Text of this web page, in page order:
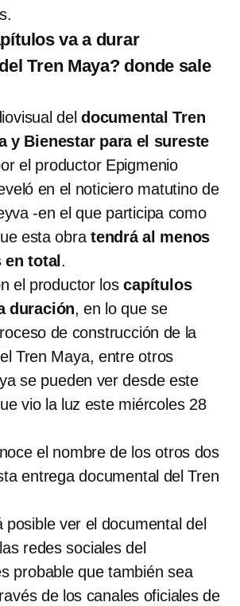
va a durar
Tren Maya? donde sale
del documental Tren
y Bienestar para el sureste
el productor Epigmenio
en el noticiero matutino de
-en el que participa como
esta obratendrá al menos
total .
el productor loscapítulos
duración, en lo que se
de construcción de la
Tren Maya, entre otros
se pueden ver desde este
vio la luz este miércoles 28
el nombre de los otros dos
entrega documental del Tren
posible ver el documental del
redes sociales del
probable que también sea
de los canales oficiales de